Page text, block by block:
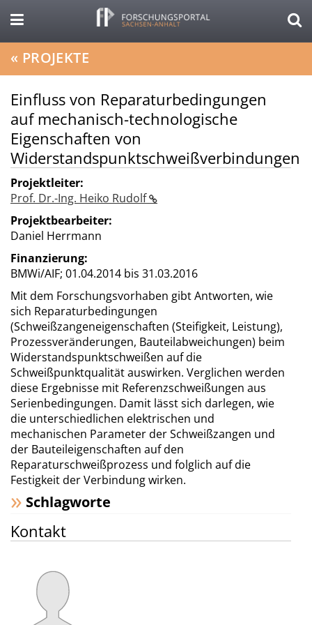
« PROJEKTE
Einfluss von Reparaturbedingungen
auf mechanisch-technologische
Eigenschaften von
Widerstandspunktschweißverbindungen
Projektleiter:
Prof. Dr.-Ing. Heiko Rudolf
Projektbearbeiter:
Daniel Herrmann
Finanzierung:
BMWi/AIF; 01.04.2014 bis 31.03.2016
Mit dem Forschungsvorhaben gibt Antworten, wie
sich Reparaturbedingungen
(Schweißzangeneigenschaften (Steifigkeit, Leistung),
Prozessveränderungen, Bauteilabweichungen) beim
Widerstandspunktschweißen auf die
Schweißpunktqualität auswirken. Verglichen werden
diese Ergebnisse mit Referenzschweißungen aus
Serienbedingungen. Damit lässt sich darlegen, wie
die unterschiedlichen elektrischen und
mechanischen Parameter der Schweißzangen und
der Bauteileigenschaften auf den
Reparaturschweißprozess und folglich auf die
Festigkeit der Verbindung wirken.
Schlagworte
Kontakt